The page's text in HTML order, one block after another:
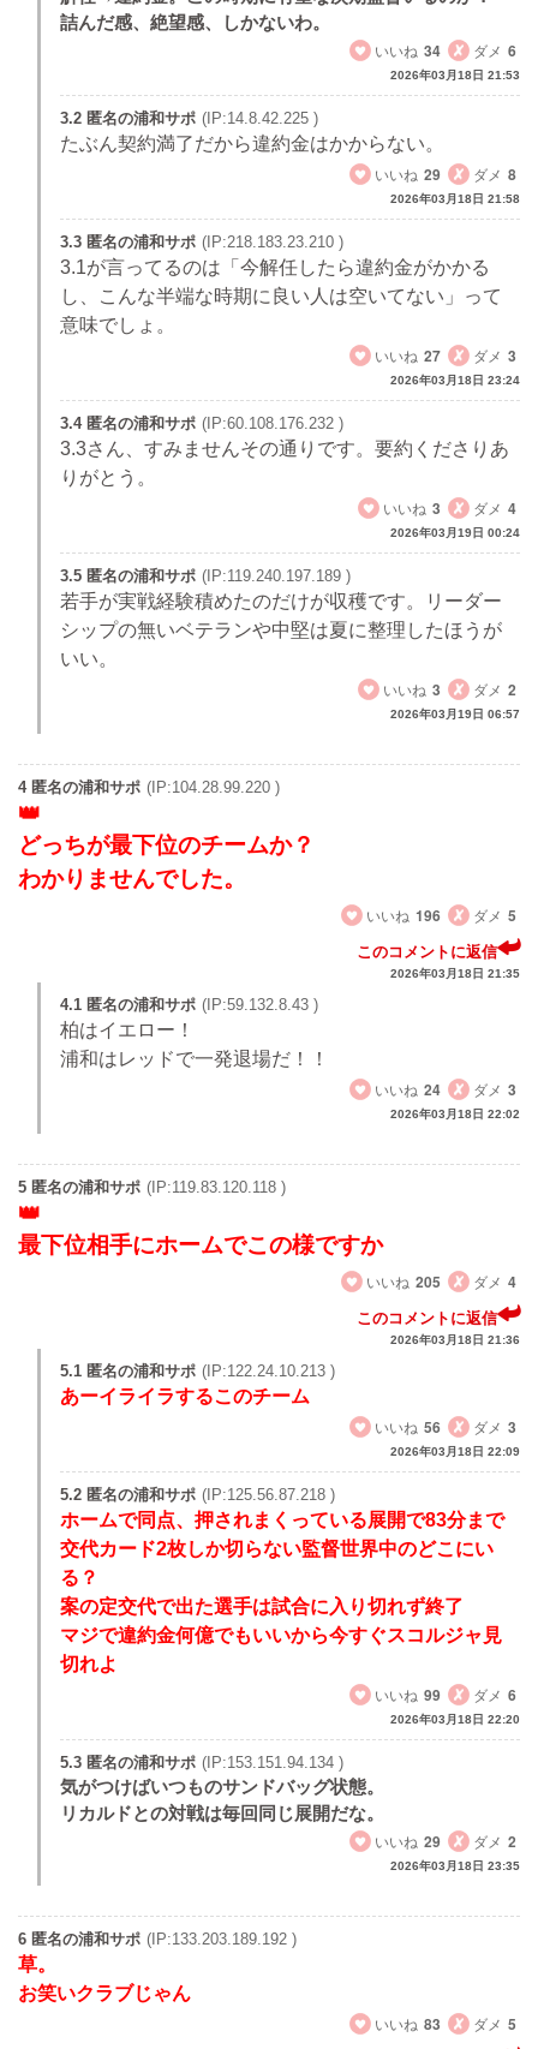
詰んだ感、絶望感、しかないわ。
いいね 34 ダメ 6
2026年03月18日 21:53
3.2 匿名の浦和サポ (IP:14.8.42.225 )
たぶん契約満了だから違約金はかからない。
いいね 29 ダメ 8
2026年03月18日 21:58
3.3 匿名の浦和サポ (IP:218.183.23.210 )
3.1が言ってるのは「今解任したら違約金がかかる
し、こんな半端な時期に良い人は空いてない」って
意味でしょ。
いいね 27 ダメ 3
2026年03月18日 23:24
3.4 匿名の浦和サポ (IP:60.108.176.232 )
3.3さん、すみませんその通りです。要約くださりあ
りがとう。
いいね 3 ダメ 4
2026年03月19日 00:24
3.5 匿名の浦和サポ (IP:119.240.197.189 )
若手が実戦経験積めたのだけが収穫です。リーダー
シップの無いベテランや中堅は夏に整理したほうが
いい。
いいね 3 ダメ 2
2026年03月19日 06:57
4 匿名の浦和サポ (IP:104.28.99.220 )
どっちが最下位のチームか？
わかりませんでした。
いいね 196 ダメ 5
このコメントに返信
2026年03月18日 21:35
4.1 匿名の浦和サポ (IP:59.132.8.43 )
柏はイエロー！
浦和はレッドで一発退場だ！！
いいね 24 ダメ 3
2026年03月18日 22:02
5 匿名の浦和サポ (IP:119.83.120.118 )
最下位相手にホームでこの様ですか
いいね 205 ダメ 4
このコメントに返信
2026年03月18日 21:36
5.1 匿名の浦和サポ (IP:122.24.10.213 )
あーイライラするこのチーム
いいね 56 ダメ 3
2026年03月18日 22:09
5.2 匿名の浦和サポ (IP:125.56.87.218 )
ホームで同点、押されまくっている展開で83分まで
交代カード2枚しか切らない監督世界中のどこにい
る？
案の定交代で出た選手は試合に入り切れず終了
マジで違約金何億でもいいから今すぐスコルジャ見
切れよ
いいね 99 ダメ 6
2026年03月18日 22:20
5.3 匿名の浦和サポ (IP:153.151.94.134 )
気がつけばいつものサンドバッグ状態。
リカルドとの対戦は毎回同じ展開だな。
いいね 29 ダメ 2
2026年03月18日 23:35
6 匿名の浦和サポ (IP:133.203.189.192 )
草。
お笑いクラブじゃん
いいね 83 ダメ 5